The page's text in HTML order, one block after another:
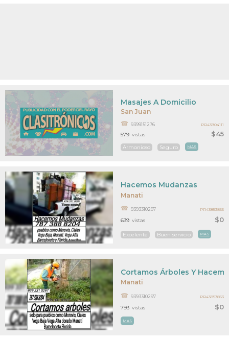
San Juan
$45
Masajes A Domicilio
9399151276
Armonioso Seguro MAS
579 vistas
PR43904111
Manati
$0
Hacemos Mudanzas
9393310297
Excelente Buen servicio MAS
639 vistas
PR43853855
Manati
$0
Cortamos Árboles Y
9393310297
MAS
793 vistas
PR43853853